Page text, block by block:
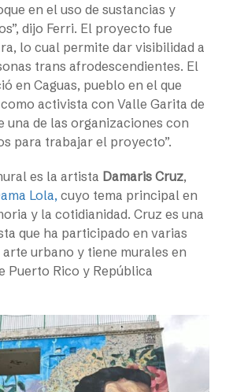
en el uso de sustancias y
dijo Ferri. El proyecto fue
lo cual permite dar visibilidad a
trans afrodescendientes. El
en Caguas, pueblo en el que
activista con Valle Garita de
una de las organizaciones con
para trabajar el proyecto”.
es la artista Damaris Cruz,
Lola, cuyo tema principal en
y la cotidianidad. Cruz es una
que ha participado en varias
urbano y tiene murales en
Puerto Rico y República